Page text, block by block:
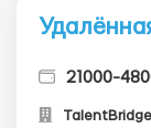
21000-
TalentBridge